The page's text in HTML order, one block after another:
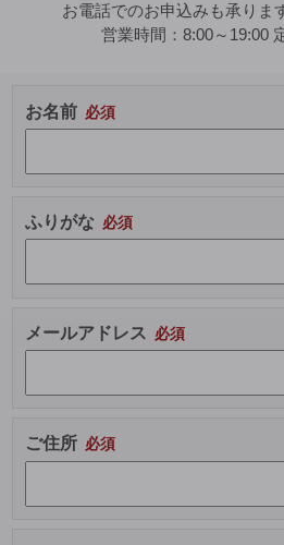
お電話でのお申込みも承りま
営業時間： 8:00～19:00
お名前
ふりがな
メールアドレス
ご住所